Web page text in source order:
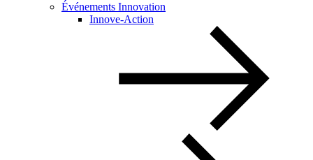
Événements Innovation
Innove-Action